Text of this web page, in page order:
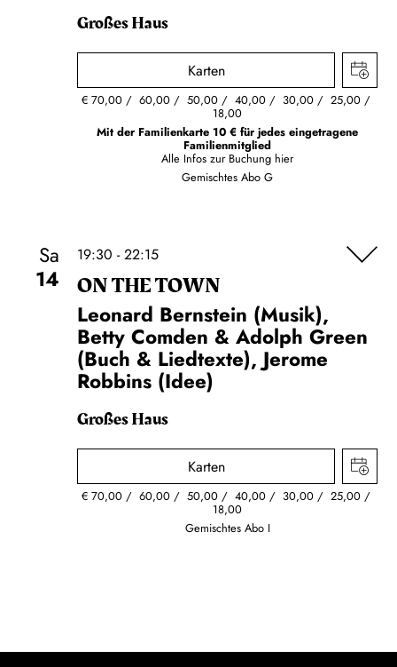
Großes Haus
Karten
€ 70,00 60,00 50,00 40,00 30,00 25,00
18,00
Mit der Familienkarte 10 € für jedes eingetragene
Familienmitglied
Alle Infos zur Buchung hier
Gemischtes Abo G
Sa
14
19:30 - 22:15
ON THE TOWN
Leonard Bernstein (Musik),
Betty Comden & Adolph Green
(Buch & Liedtexte), Jerome
Robbins (Idee)
Großes Haus
Karten
€ 70,00 60,00 50,00 40,00 30,00 25,00
18,00
Gemischtes Abo I